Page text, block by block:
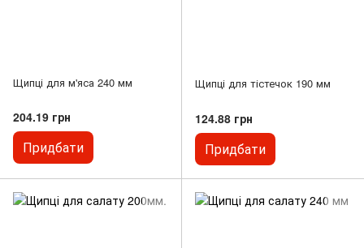
Щипці для м'яса 240 мм
204.19 грн
Придбати
Щипці для тістечок 190 мм
124.88 грн
Придбати